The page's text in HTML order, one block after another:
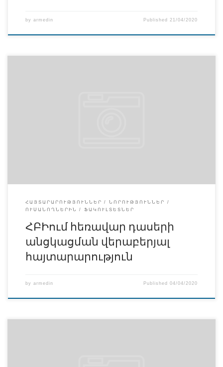
by armedin Published21/04/2020
ՀԱՅՏԱՐԱՐՈՒԹՅՈՒՆՆԵՐ
ՆՈՐՈՒԹՅՈՒՆՆԵՐ
ՈՒՍԱՆՈՂՆԵՐԻՆ
ՖԱԿՈՒԼՏԵՏՆԵՐ
ՀԲԻում հեռավար դասերի
անցկացման վերաբերյալ
հայտարարություն
by armedin Published04/04/2020